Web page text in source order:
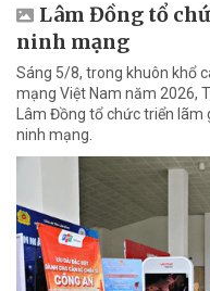
Lâm Đồng tổ
ninh mạng
Sáng 5/8, trong khuôn khổ
mạng Việt Nam năm 2026,
Lâm Đồng tổ chức triển lãm
ninh mạng.